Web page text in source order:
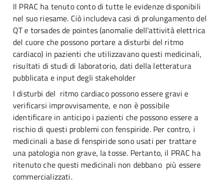
Il PRAC ha tenuto conto di tutte le evidenze disponibili
nel suo riesame. Ciò includeva casi di prolungamento del
QT e torsades de pointes (anomalie dell'attività elettrica
del cuore che possono portare a disturbi del ritmo
cardiaco) in pazienti che utilizzavano questi medicinali,
risultati di studi di laboratorio, dati della letteratura
pubblicata e input degli stakeholder
I disturbi del ritmo cardiaco possono essere gravi e
verificarsi improvvisamente, e non è possibile
identificare in anticipo i pazienti che possono essere a
rischio di questi problemi con fenspiride. Per contro, i
medicinali a base di fenspiride sono usati per trattare
una patologia non grave, la tosse. Pertanto, il PRAC ha
ritenuto che questi medicinali non debbano più essere
commercializzati.